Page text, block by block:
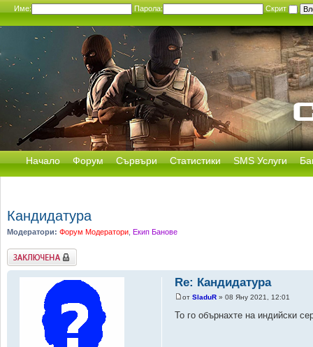
Име: Парола: Скрит
Начало Форум Сървъри Статистики SMS Услуги
Кандидатура
Модератори: Форум Модератори Екип Банове
Заключена
Re: Кандидатура
отSladuR » 08 Яну 2021, 12:01
То го обърнахте на индийски